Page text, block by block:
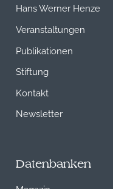
Hans Werner Henze
Veranstaltungen
Publikationen
Stiftung
Kontakt
Newsletter
Datenbanken